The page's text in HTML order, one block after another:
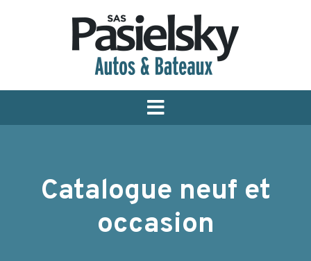
Menu
Catalogue neuf et
occasion